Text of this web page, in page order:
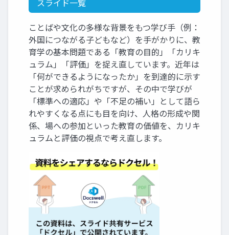
スライド一覧
ことばや文化の多様な背景をもつ学び手（例：
外国につながる子どもなど）を手がかりに、教
育学の基本問題である「教育の目的」「カリキ
ュラム」「評価」を捉え直しています。近年は
「何ができるようになったか」を到達的に示す
ことが求められがちですが、その中で学びが
「標準への適応」や「不足の補い」として語ら
れやすくなる点にも目を向け、人格の形成や関
係、場への参加といった教育の価値を、カリキ
ュラムと評価の視点で考え直します。